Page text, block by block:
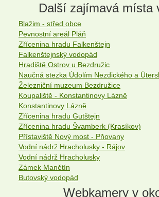
Další zajímavá místa
Blažim - střed obce
Pevnostní areál Pláň
Zřícenina hradu Falkenštejn
Falkenštejnský vodopád
Hradiště Ostrov u Bezdružic
Železniční muzeum Bezdružice
Koupaliště - Konstantinovy Lázně
Konstantinovy Lázně
Zřícenina hradu Gutštejn
Zřícenina hradu Švamberk (Krasíkov)
Přístaviště Nový most - Pňovany
Vodní nádrž Hracholusky - Rájov
Vodní nádrž Hracholusky
Zámek Manětín
Butovský vodopád
Webkamery v